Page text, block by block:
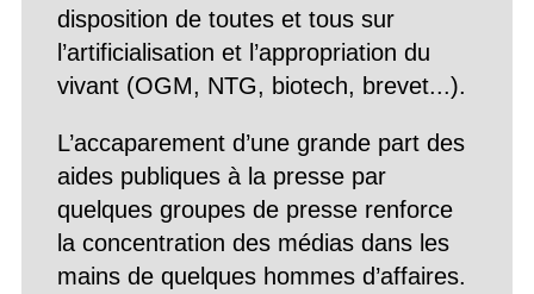
disposition de toutes et tous sur
l’artificialisation et l’appropriation du
vivant (OGM, NTG, biotech, brevet...).
L’accaparement d’une grande part des
aides publiques à la presse par
quelques groupes de presse renforce
la concentration des médias dans les
mains de quelques hommes d’affaires.